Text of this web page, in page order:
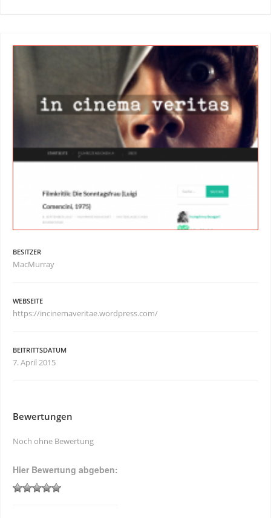
BESITZER
MacMurray
WEBSEITE
https://incinemaveritae.wordpress.com/
BEITRITTSDATUM
7. April 2015
Bewertungen
Noch ohne Bewertung
Hier Bewertung abgeben: